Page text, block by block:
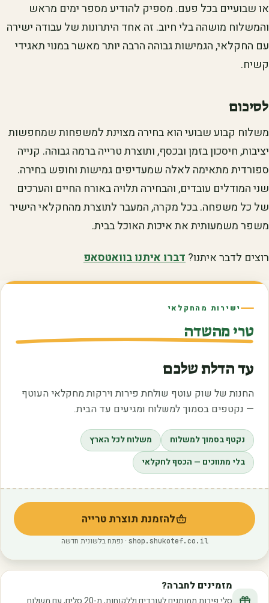
או שבועיים בכל פעם. מספיק להודיע מספר ימים מראש
והמשלוח מושהה בלי חיוב. זה אחד היתרונות של עבודה ישירה
עם החקלאי, הגמישות גבוהה הרבה יותר מאשר במנוי תאגידי
קשיח.
לסיכום
משלוח קבוע שבועי הוא בחירה מצוינת למשפחות שמחפשות
יציבות, חיסכון בזמן ובכסף, ותוצרת טרייה ברמה גבוהה. קנייה
ספורדית מתאימה לאלה שמעדיפים גמישות וחופש בחירה.
שני המודלים עובדים, והבחירה תלויה באורח החיים והערכים
של כל משפחה. בכל מקרה, המעבר לתוצרת מהחקלאי הישיר
משפר משמעותית את איכות האוכל בבית.
רוצים לדבר איתנו?דברו איתנו בוואטסאפ
ישירות מהחקלאי
טרי מהשדה
עד הדלת שלכם
החנות של שוק עוטף שולחת פירות וירקות מחקלאי העוטף
— נקטפים בסמוך למשלוח ומגיעים עד הבית.
נקטף בסמוך למשלוח
משלוח לכל הארץ
בלי מתווכים — הכסף לחקלאי
להזמנת תוצרת טרייה
(נפתח בלשונית חדשה)
shop.shukotef.co.il · נפתח בלשונית חדשה
מזמינים לחברה?